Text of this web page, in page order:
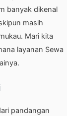
banyak dikenal
masih
Mari kita
layanan Sewa
pandangan